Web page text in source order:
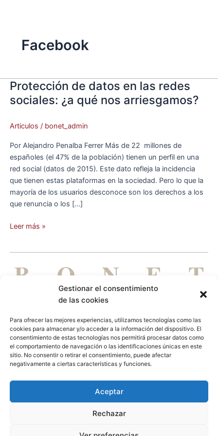
Gestionar el consentimiento
de las cookies
Para ofrecer las mejores experiencias, utilizamos tecnologías como las
cookies para almacenar y/o acceder a la información del dispositivo. El
consentimiento de estas tecnologías nos permitirá procesar datos como
el comportamiento de navegación o las identificaciones únicas en este
sitio. No consentir o retirar el consentimiento, puede afectar
negativamente a ciertas características y funciones.
Aceptar
Rechazar
Facebook
Protección de datos en las redes
sociales: ¿a qué nos arriesgamos?
Articulos / bonet_admin
Por Alejandro Penalba Ferrer Más de 22 millones de
españoles (el 47% de la población) tienen un perfil en una
red social (datos de 2015). Este dato refleja la incidencia
que tienen estas plataformas en la sociedad. Pero lo que la
mayoría de los usuarios desconoce son los derechos a los
que renuncia o los […]
Protección
de
datos
las
redes
sociales:
¿a
qué
nos
arriesgamos?
Leer más »
DE PERSONAS PARA PERSONAS
Aviso legal Política de privacidad Política de cookies
i